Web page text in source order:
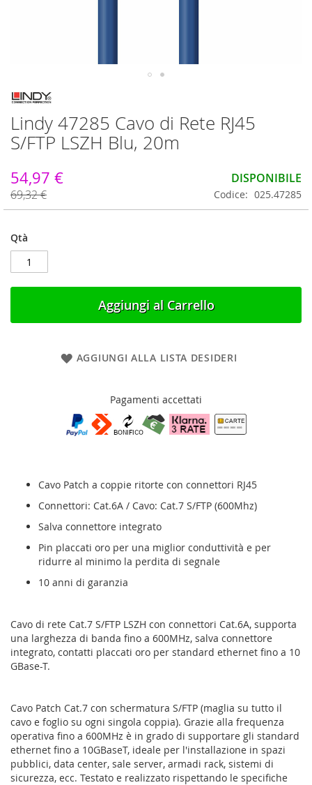
Vai
all'inizio
della
galleria
di
Lindy 47285 Cavo di Rete RJ45
S/FTP LSZH Blu, 20m
54,97 €
69,32 €
DISPONIBILE
Codice 025.47285
Qtà
Aggiungi al Carrello
AGGIUNGI ALLA LISTA DESIDERI
Pagamenti accettati
Cavo Patch a coppie ritorte con connettori RJ45
Connettori: Cat.6A / Cavo: Cat.7 S/FTP (600Mhz)
Salva connettore integrato
Pin placcati oro per una miglior conduttività e per
ridurre al minimo la perdita di segnale
10 anni di garanzia
Cavo di rete Cat.7 S/FTP LSZH con connettori Cat.6A, supporta
una larghezza di banda fino a 600MHz, salva connettore
integrato, contatti placcati oro per standard ethernet fino a 10
GBase-T.
Cavo Patch Cat.7 con schermatura S/FTP (maglia su tutto il
cavo e foglio su ogni singola coppia). Grazie alla frequenza
operativa fino a 600MHz è in grado di supportare gli standard
ethernet fino a 10GBaseT, ideale per l'installazione in spazi
pubblici, data center, sale server, armadi rack, sistemi di
sicurezza, ecc. Testato e realizzato rispettando le specifiche